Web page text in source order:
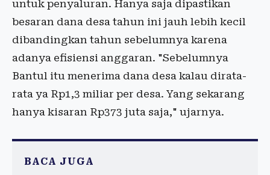
untuk penyaluran. Hanya saja dipastikan
besaran dana desa tahun ini jauh lebih kecil
dibandingkan tahun sebelumnya karena
adanya efisiensi anggaran. "Sebelumnya
Bantul itu menerima dana desa kalau dirata-
rata ya Rp1,3 miliar per desa. Yang sekarang
hanya kisaran Rp373 juta saja," ujarnya.
BACA JUGA